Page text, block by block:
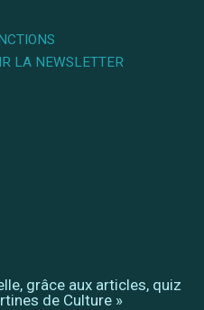
LA NEWSLETTER
grâce aux articles, quiz
de Culture »